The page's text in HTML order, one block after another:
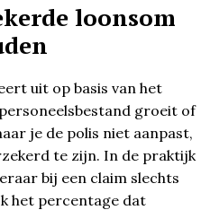
loonsom
uit op basis van het
groeit of
je de polis niet aanpast,
te zijn. In de praktijk
bij een claim slechts
het percentage dat